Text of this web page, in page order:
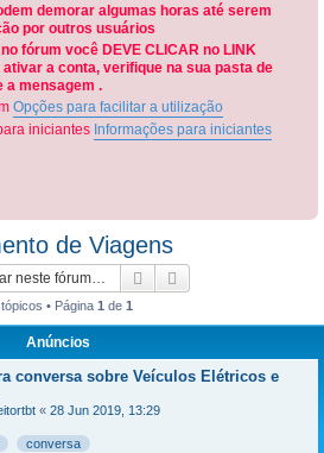
demorar algumas horas até serem
por outros usuários
fórum você DEVE CLICAR no LINK
a conta, verifique na sua pasta de
a mensagem .
Opções para facilitar a utilização
iniciantes Informações para iniciantes
de Viagens
Pesquisar
• Página 1 de 1
Anúncios
conversa sobre Veículos Elétricos e
« 28 Jun 2019, 13:29
conversa